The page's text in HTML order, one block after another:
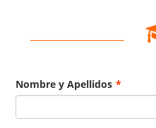
Nombre y Apellidos *